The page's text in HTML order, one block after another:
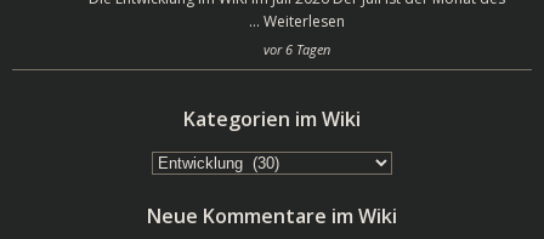
… Weiterlesen
vor 6 Tagen
Kategorien im Wiki
Kategorien
Wiki
Neue Kommentare im Wiki